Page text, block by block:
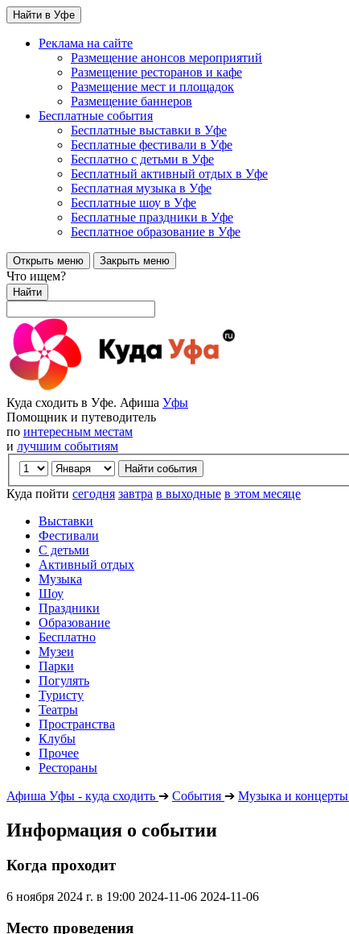
Найти в Уфе
Реклама на сайте
Размещение анонсов мероприятий
Размещение ресторанов и кафе
Размещение мест и площадок
Размещение баннеров
Бесплатные события
Бесплатные выставки в Уфе
Бесплатные фестивали в Уфе
Бесплатно с детьми в Уфе
Бесплатный активный отдых в Уфе
Бесплатная музыка в Уфе
Бесплатные шоу в Уфе
Бесплатные праздники в Уфе
Бесплатное образование в Уфе
Открыть меню Закрыть меню
Что ищем?
Найти
Куда сходить в Уфе. Афиша Уфы
Помощник и путеводитель
по интересным местам
и лучшим событиям
Куда пойти сегодня завтра в выходные в этом месяце
Выставки
Фестивали
С детьми
Активный отдых
Музыка
Шоу
Праздники
Образование
Бесплатно
Музеи
Парки
Погулять
Туристу
Театры
Пространства
Клубы
Прочее
Рестораны
Афиша Уфы - куда сходить ➔ События ➔ Музыка и концерты
Информация о событии
Когда проходит
6 ноября 2024 г. в 19:00 2024-11-06 2024-11-06
Место проведения